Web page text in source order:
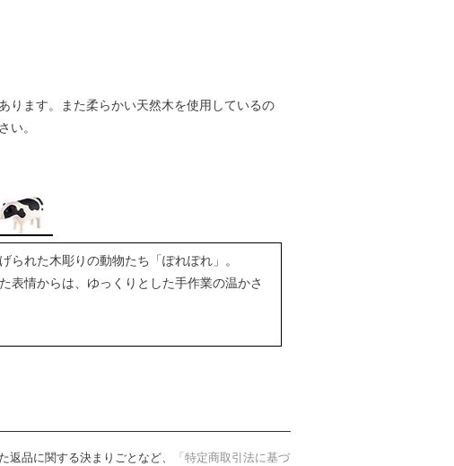
ります。また柔らかい天然木を使用しているの
い。
れた木彫りの動物たち「ぽれぽれ」。
表情からは、ゆっくりとした手作業の温かさ
品に関する決まりごとなど、
「特定商取引法に基づ